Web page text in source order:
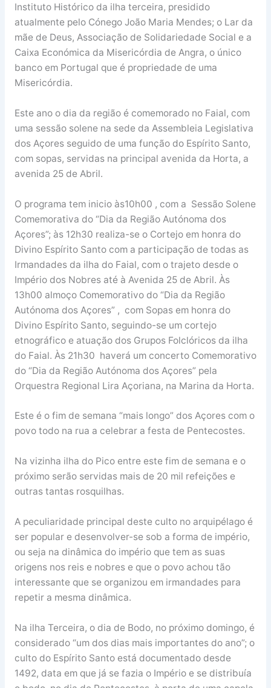
Instituto Histórico da ilha terceira, presidido
atualmente pelo Cónego João Maria Mendes; o Lar da
mãe de Deus, Associação de Solidariedade Social e a
Caixa Económica da Misericórdia de Angra, o único
banco em Portugal que é propriedade de uma
Misericórdia.
Este ano o dia da região é comemorado no Faial, com
uma sessão solene na sede da Assembleia Legislativa
dos Açores seguido de uma função do Espírito Santo,
com sopas, servidas na principal avenida da Horta, a
avenida 25 de Abril.
O programa tem inicio às10h00 , com a Sessão Solene
Comemorativa do “Dia da Região Autónoma dos
Açores”; às 12h30 realiza-se o Cortejo em honra do
Divino Espírito Santo com a participação de todas as
Irmandades da ilha do Faial, com o trajeto desde o
Império dos Nobres até à Avenida 25 de Abril. Às
13h00 almoço Comemorativo do “Dia da Região
Autónoma dos Açores” , com Sopas em honra do
Divino Espírito Santo, seguindo-se um cortejo
etnográfico e atuação dos Grupos Folclóricos da ilha
do Faial. Às 21h30 haverá um concerto Comemorativo
do “Dia da Região Autónoma dos Açores” pela
Orquestra Regional Lira Açoriana, na Marina da Horta.
Este é o fim de semana “mais longo” dos Açores com o
povo todo na rua a celebrar a festa de Pentecostes.
Na vizinha ilha do Pico entre este fim de semana e o
próximo serão servidas mais de 20 mil refeições e
outras tantas rosquilhas.
A peculiaridade principal deste culto no arquipélago é
ser popular e desenvolver-se sob a forma de império,
ou seja na dinâmica do império que tem as suas
origens nos reis e nobres e que o povo achou tão
interessante que se organizou em irmandades para
repetir a mesma dinâmica.
Na ilha Terceira, o dia de Bodo, no próximo domingo, é
considerado “um dos dias mais importantes do ano”; o
culto do Espírito Santo está documentado desde
1492, data em que já se fazia o Império e se distribuía